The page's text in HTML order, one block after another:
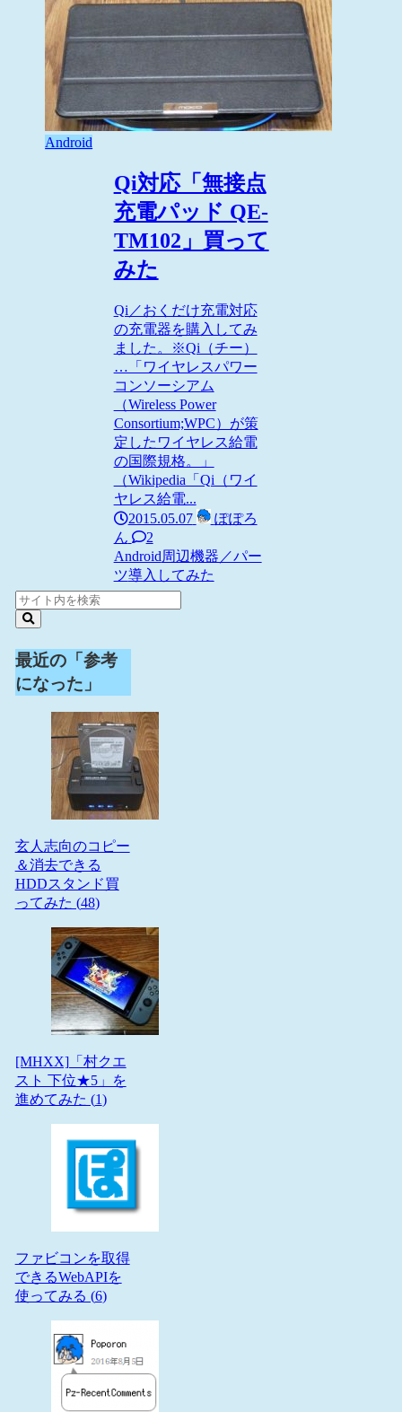
Android
Qi対応「無接点
充電パッド QE-
TM102」買って
みた
Qi／おくだけ充電対応
の充電器を購入してみ
ました。※Qi（チー）
…「ワイヤレスパワー
コンソーシアム
（Wireless Power
Consortium;WPC）が策
定したワイヤレス給電
の国際規格。」
（Wikipedia「Qi（ワイ
ヤレス給電...
2015.05.07
ぽぽろ
ん
2
Android周辺機器／パー
ツ導入してみた
最近の「参考
になった」
玄人志向のコピー
＆消去できる
HDDスタンド買
ってみた (48)
[MHXX]「村クエ
スト 下位★5」を
進めてみた (1)
ファビコンを取得
できるWebAPIを
使ってみる (6)